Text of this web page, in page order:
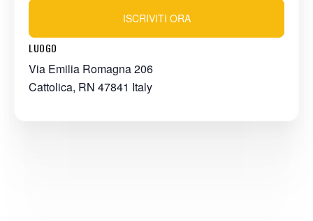
LUOGO
Via Emilia Romagna 206
Cattolica, RN 47841 Italy
ISCRIVITI ORA